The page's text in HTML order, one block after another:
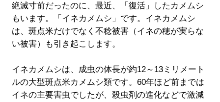
絶滅寸前だったのに、最近、「復活」したカメムシ
もいます。「イネカメムシ」です。イネカメムシ
は、斑点米だけでなく不稔被害（イネの穂が実らな
い被害）も引き起こします。
イネカメムシは、成虫の体長が約12～13ミリメート
ルの大型斑点米カメムシ類です。60年ほど前までは
イネの主要害⾍でしたが、殺虫剤の進化などで激減